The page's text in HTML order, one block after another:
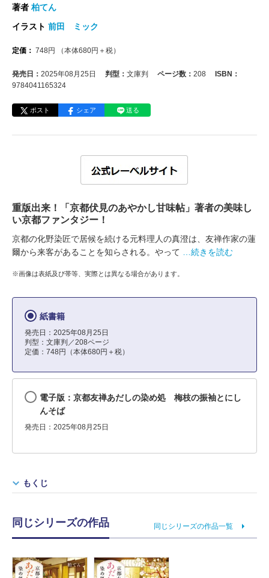
著者 柏てん
イラスト 前田 ミック
定価： 748円 （本体680円＋税）
発売日： 2025年08月25日 判型： 文庫判 ページ数： 208
ISBN：
9784041165324
ポスト シェア 送る
重版出来！「京都伏見のあやかし甘味帖」著者の美味し
い京都ファンタジー！
京都の化野染匠で居候を続ける元料理人の真澄は、友禅作家の蓮
爾から来客があることを知らされる。やって
…続きを読む
※画像は表紙及び帯等、実際とは異なる場合があります。
紙書籍
発売日：2025年08月25日
判型：文庫判／208ページ
定価：748円（本体680円＋税）
電子版：京都友禅あだしの染め処 梅枝の振袖とにし
んそば
発売日：2025年08月25日
もくじ
同じシリーズの作品 同じシリーズの作品一覧